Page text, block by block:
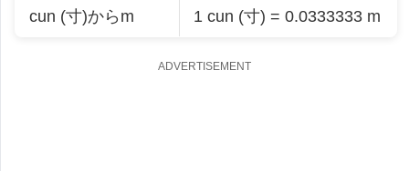
cun (寸)からm 1 cun (寸) = 0.0333333 m